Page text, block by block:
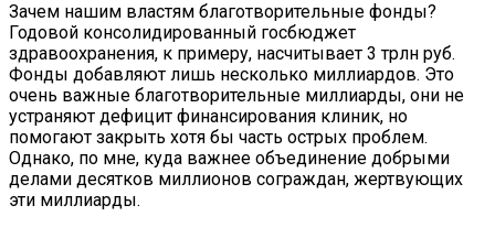
Зачем нашим властям благотворительные фонды?
Годовой консолидированный госбюджет
здравоохранения, к примеру, насчитывает 3 трлн руб.
Фонды добавляют лишь несколько миллиардов. Это
очень важные благотворительные миллиарды, они не
устраняют дефицит финансирования клиник, но
помогают закрыть хотя бы часть острых проблем.
Однако, по мне, куда важнее объединение добрыми
делами десятков миллионов сограждан, жертвующих
эти миллиарды.